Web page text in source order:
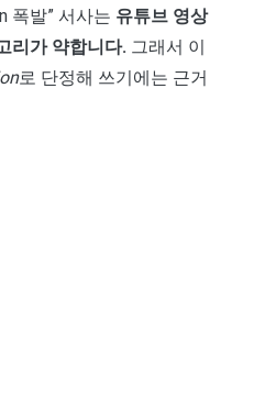
폭발” 서사는 유튜브 영상
리가 약합니다. 그래서 이
로 단정해 쓰기에는 근거